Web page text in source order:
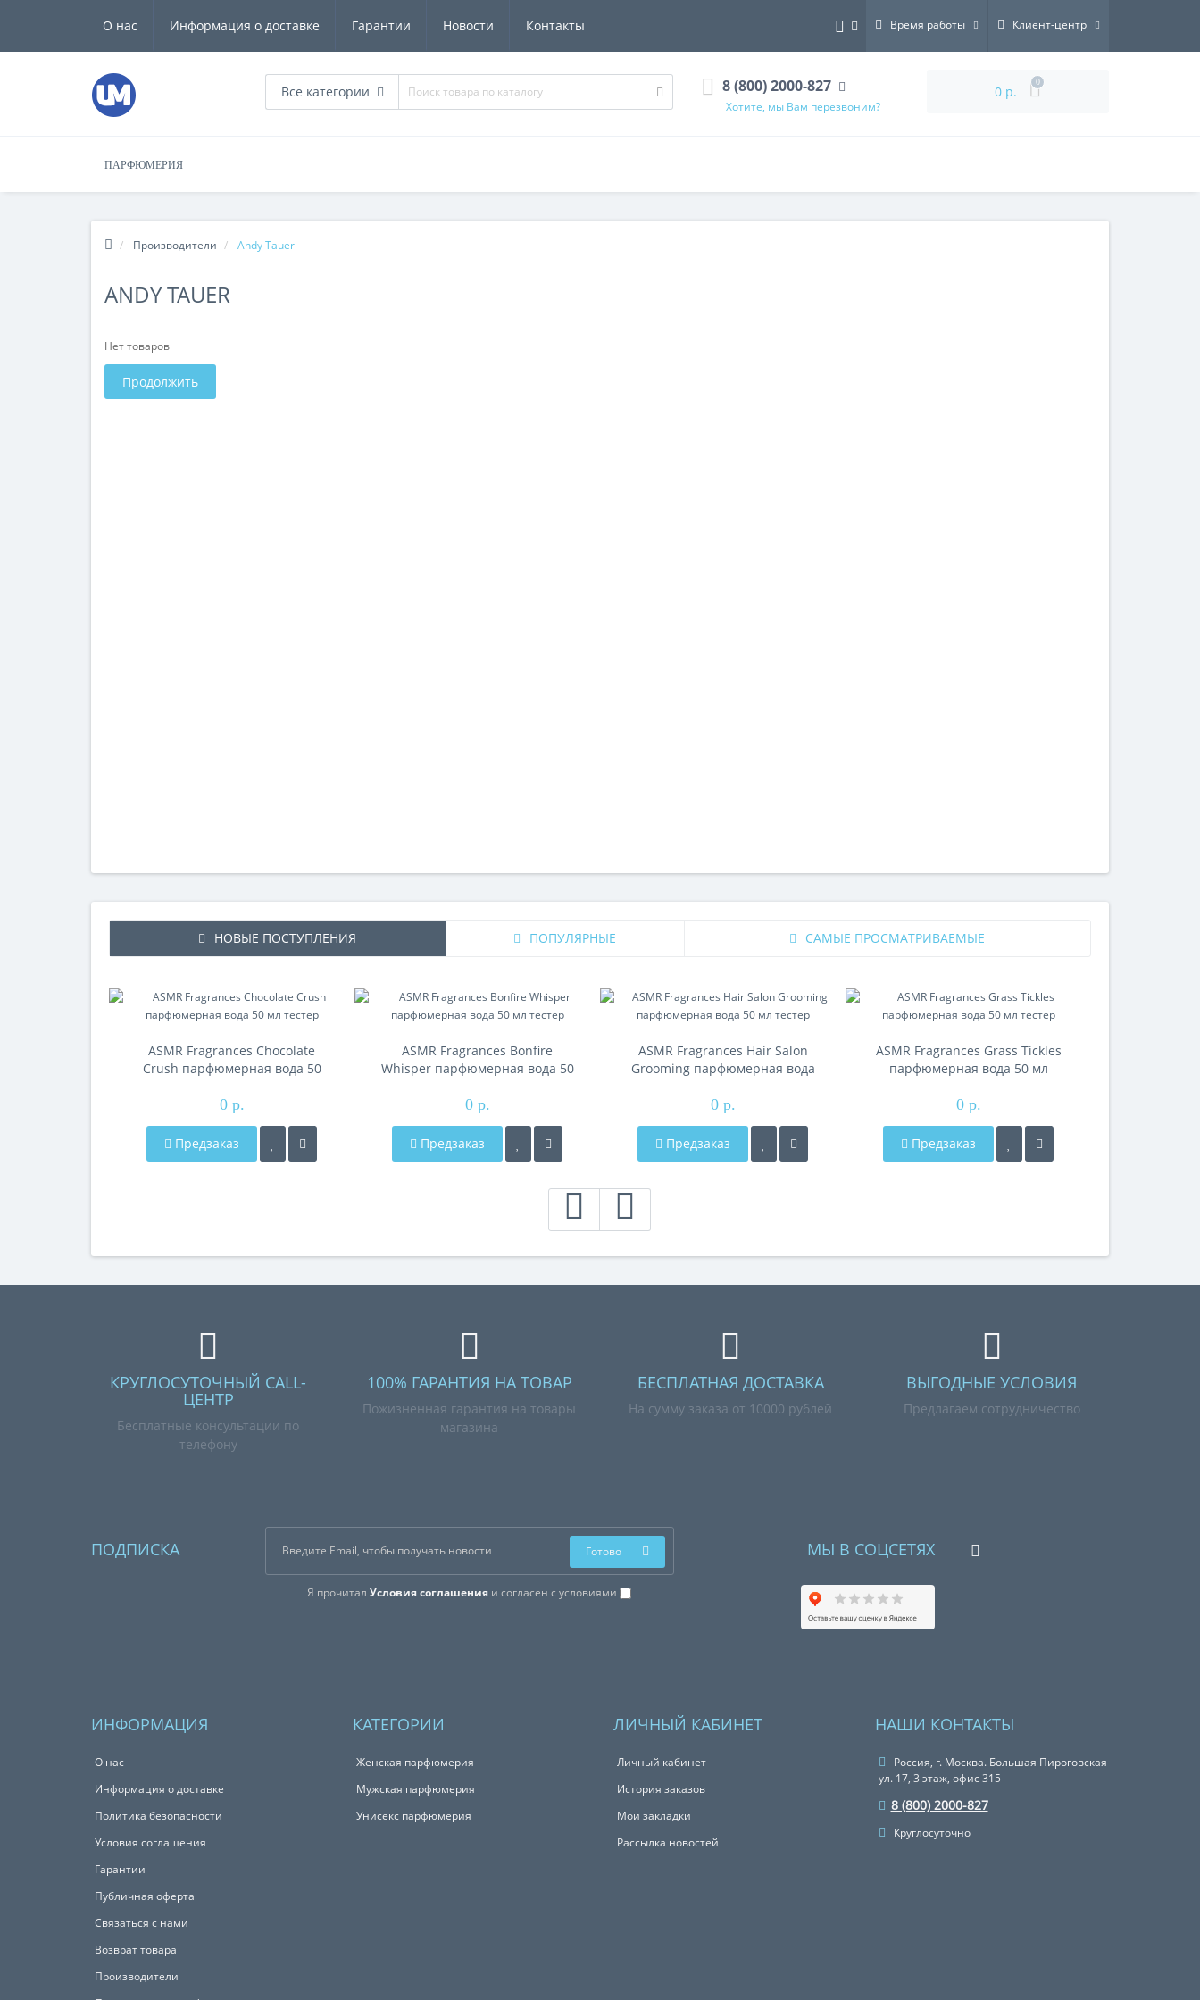
О нас Информация о доставке Гарантии Новости Контакты Время работы Клиент-центр
Все категории 8 (800) 2000-827
Хотите, мы Вам перезвоним?
0 р.
0
ПАРФЮМЕРИЯ
Производители Andy Tauer
ANDY TAUER
Нет товаров
Продолжить
НОВЫЕ ПОСТУПЛЕНИЯ ПОПУЛЯРНЫЕ САМЫЕ ПРОСМАТРИВАЕМЫЕ
ASMR Fragrances Chocolate
Crush парфюмерная вода 50
0 р.
Предзаказ
ASMR Fragrances Bonfire
Whisper парфюмерная вода 50
0 р.
Предзаказ
ASMR Fragrances Hair Salon
Grooming парфюмерная вода
0 р.
Предзаказ
ASMR Fragrances Grass Tickles
парфюмерная вода 50 мл
0 р.
Предзаказ
КРУГЛОСУТОЧНЫЙ CALL-
ЦЕНТР
Бесплатные консультации по
телефону
100% ГАРАНТИЯ НА ТОВАР
Пожизненная гарантия на товары
магазина
БЕСПЛАТНАЯ ДОСТАВКА
На сумму заказа от 10000 рублей
ВЫГОДНЫЕ УСЛОВИЯ
Предлагаем сотрудничество
ПОДПИСКА
Я прочиталУсловия соглашения и согласен с условиями
Готово МЫ В СОЦСЕТЯХ
ИНФОРМАЦИЯ
О нас
Информация о доставке
Политика безопасности
Условия соглашения
Гарантии
Публичная оферта
Связаться с нами
Возврат товара
Производители
КАТЕГОРИИ
Женская парфюмерия
Мужская парфюмерия
Унисекс парфюмерия
ЛИЧНЫЙ КАБИНЕТ
Личный кабинет
История заказов
Мои закладки
Рассылка новостей
НАШИ КОНТАКТЫ
Россия, г. Москва. Большая Пироговская
ул. 17, 3 этаж, офис 315
8 (800) 2000-827
Круглосуточно